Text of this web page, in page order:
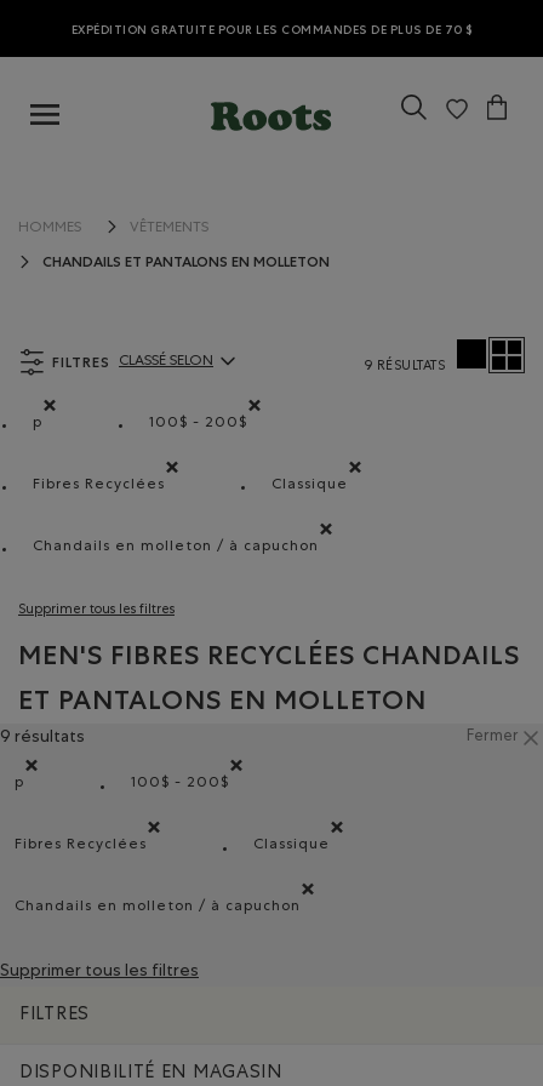
EXPÉDITION GRATUITE POUR LES COMMANDES DE PLUS DE 70 $
HOMMES VÊTEMENTS
CHANDAILS ET PANTALONS EN MOLLETON
FILTRES
p
100$ - 200$
Fibres Recyclées
Classique
Chandails en molleton / à capuchon
Supprimer tous les filtres
ClassÃ© selon Articles:
CLASSÉ SELON 9 RÉSULTATS
MEN'S FIBRES RECYCLÉES CHANDAILS
ET PANTALONS EN MOLLETON
9 résultats Fermer
p
100$ - 200$
Fibres Recyclées
Classique
Chandails en molleton / à capuchon
Supprimer tous les filtres
FILTRES
DISPONIBILITÉ EN MAGASIN